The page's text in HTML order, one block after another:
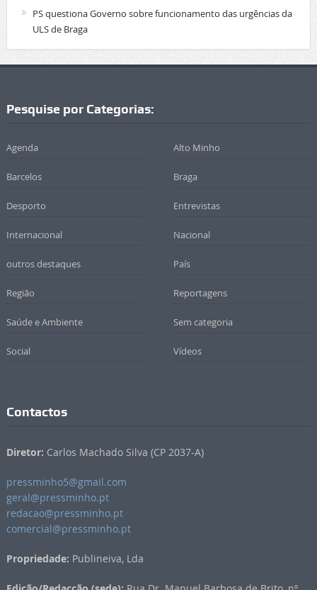
PS questiona Governo sobre funcionamento das urgências da
ULS de Braga
Pesquise por Categorias:
Agenda Alto Minho
Barcelos Braga
Desporto Entrevistas
Internacional Nacional
outros destaques País
Região Reportagens
Saúde e Ambiente Sem categoria
Social Vídeos
Contactos
Diretor: Carlos Machado Silva (CP 2037-A)
pressminho5@gmail.com
geral@pressminho.pt
redacao@pressminho.pt
comercial@pressminho.pt
Propriedade: Publineiva, Lda